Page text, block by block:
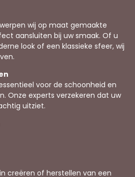
wij op maat gemaakte
aansluiten bij uw smaak. Of u
look of een klassieke sfeer, wij
voor de schoonheid en
Onze experts verzekeren dat uw
uitziet.
creëren of herstellen van een